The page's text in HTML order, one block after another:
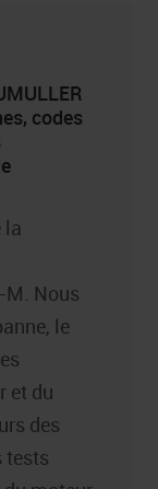
codes
la
M. Nous
le
et du
des
tests